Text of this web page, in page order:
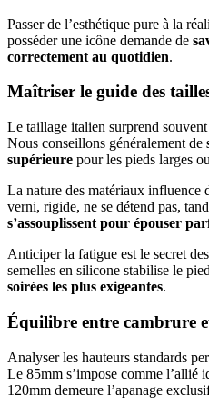
Passer de l’esthétique pure à la
posséder une icône demande de
correctement au quotidien.
Maîtriser le guide des
Le taillage italien surprend
Nous conseillons généralement de
supérieure pour les pieds larges
La nature des matériaux
verni, rigide, ne se détend pas,
s’assouplissent pour épouser
Anticiper la fatigue est le secret
semelles en silicone stabilise le
soirées les plus exigeantes.
Équilibre entre cambrure
Analyser les hauteurs standards
Le 85mm s’impose comme l’allié
120mm demeure l’apanage